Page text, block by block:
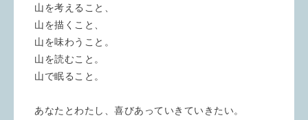
山を考えること、
山を描くこと、
山を味わうこと。
山を読むこと。
山で眠ること。
あなたとわたし、喜びあっていきていきたい。